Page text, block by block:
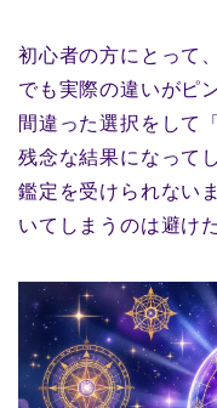
初心者の方にとって
でも実際の違いがピ
間違った選択をして
残念な結果になって
鑑定を受けられない
いてしまうのは避け